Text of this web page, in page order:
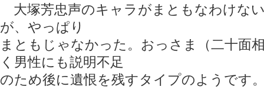
大塚芳忠声のキャラがまともなわけな
が、やっぱり
まともじゃなかった。おっさま（二十面
く男性にも説明不足
のため後に遺恨を残すタイプのようです